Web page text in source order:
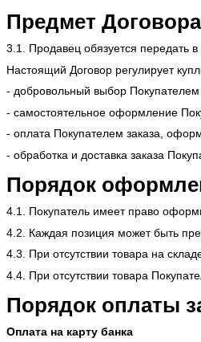
Предмет Договора
3.1. Продавец обязуется передать
Настоящий Договор регулирует
- добровольный выбор Покупателем
- самостоятельное оформление
- оплата Покупателем заказа,
- обработка и доставка заказа
Порядок
4.1. Покупатель имеет право
4.2. Каждая позиция может быть
4.3. При отсутствии товара на
4.4. При отсутствии товара
Порядок оплаты
Оплата на карту банка